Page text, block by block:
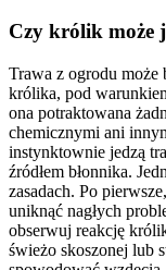
Czy królik może
Trawa z ogrodu może
królika, pod
ona potraktowana
chemicznymi ani
instynktownie jedzą
źródłem błonnika.
zasadach. Po
uniknąć nagłych
obserwuj reakcję
świeżo skoszonej lub